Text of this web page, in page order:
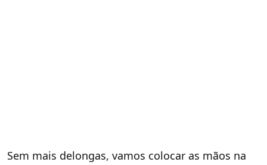
Sem mais delongas, vamos colocar as mãos na